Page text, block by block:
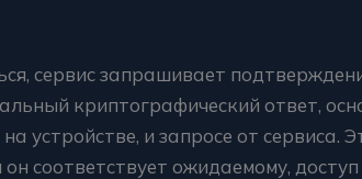
сервис запрашивает
криптографический ответ,
устройстве, и запросе от сервиса.
соответствует ожидаемому,